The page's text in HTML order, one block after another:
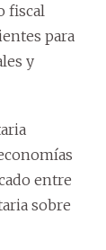
fiscal
para
y
entre
sobre